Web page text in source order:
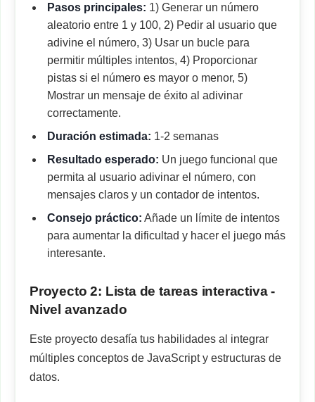
Pasos principales: 1) Generar un número
aleatorio entre 1 y 100, 2) Pedir al usuario que
adivine el número, 3) Usar un bucle para
permitir múltiples intentos, 4) Proporcionar
pistas si el número es mayor o menor, 5)
Mostrar un mensaje de éxito al adivinar
correctamente.
Duración estimada: 1-2 semanas
Resultado esperado: Un juego funcional que
permita al usuario adivinar el número, con
mensajes claros y un contador de intentos.
Consejo práctico: Añade un límite de intentos
para aumentar la dificultad y hacer el juego más
interesante.
Proyecto 2: Lista de tareas interactiva -
Nivel avanzado
Este proyecto desafía tus habilidades al integrar
múltiples conceptos de JavaScript y estructuras de
datos.